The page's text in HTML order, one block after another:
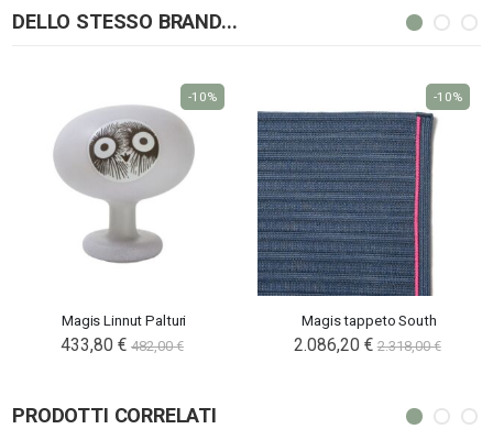
DELLO STESSO BRAND...
Magis Linnut Palturi
Special
Price
433,80 € 482,00 €
-10%
Magis tappeto South
2.086,20 € 2.318,00 €
-10%
PRODOTTI CORRELATI